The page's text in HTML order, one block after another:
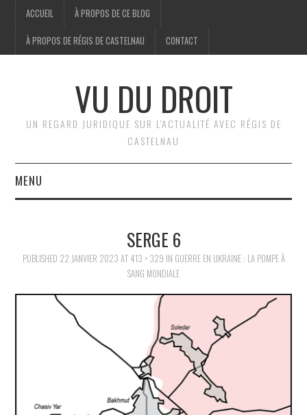
ACCUEIL À PROPOS DE CE BLOG
À PROPOS DE RÉGIS DE CASTELNAU CONTACT
VU DU DROIT
UN REGARD JURIDIQUE SUR L'ACTUALITÉ AVEC RÉGIS DE
CASTELNAU
MENU
POLITIQUE
SERGE 6
PUBLISHED 22 JANVIER 2023 AT 413 × 329 IN GUERRE EN UKRAINE : LA POMPE À
SANG MONDIALE